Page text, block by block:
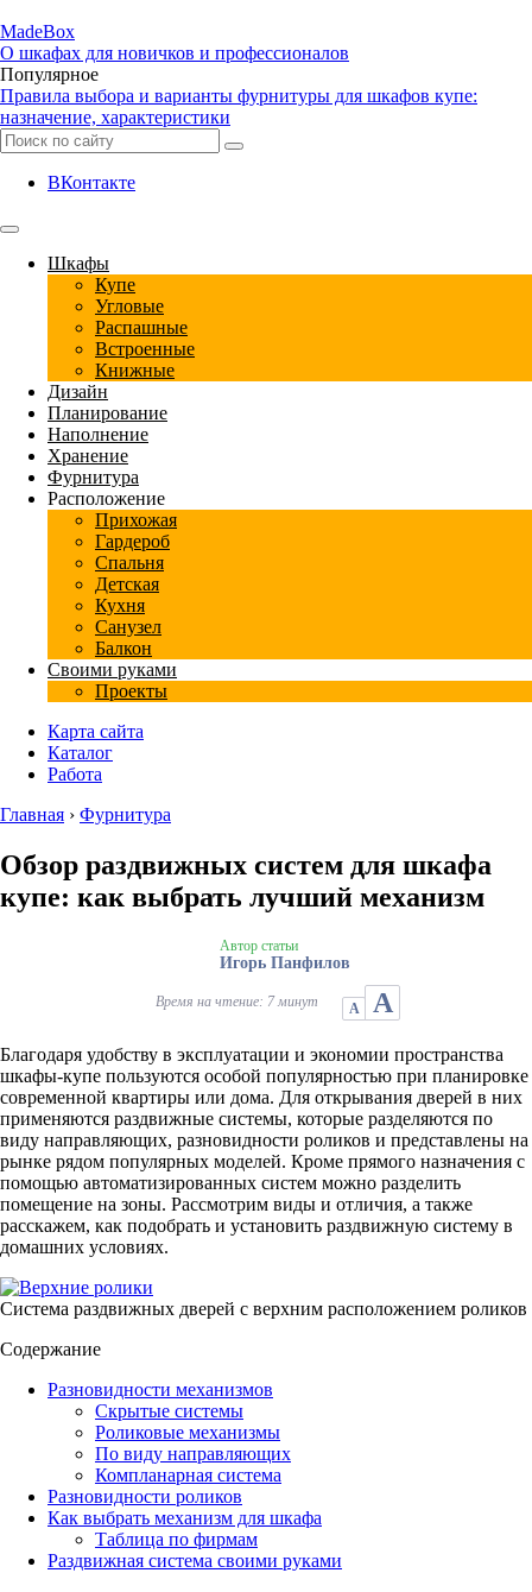
MadeBox
О шкафах для новичков и профессионалов
Популярное
Правила выбора и варианты фурнитуры для шкафов купе:
назначение, характеристики
ВКонтакте
Шкафы
Купе
Угловые
Распашные
Встроенные
Книжные
Дизайн
Планирование
Наполнение
Хранение
Фурнитура
Расположение
Прихожая
Гардероб
Спальня
Детская
Кухня
Санузел
Балкон
Своими руками
Проекты
Карта сайта
Каталог
Работа
Главная › Фурнитура
Обзор раздвижных систем для шкафа
купе: как выбрать лучший механизм
Автор статьи
Игорь Панфилов
Время на чтение: 7 минут А А
Благодаря удобству в эксплуатации и экономии пространства
шкафы-купе пользуются особой популярностью при планировке
современной квартиры или дома. Для открывания дверей в них
применяются раздвижные системы, которые разделяются по
виду направляющих, разновидности роликов и представлены на
рынке рядом популярных моделей. Кроме прямого назначения с
помощью автоматизированных систем можно разделить
помещение на зоны. Рассмотрим виды и отличия, а также
расскажем, как подобрать и установить раздвижную систему в
домашних условиях.
Система раздвижных дверей с верхним расположением роликов
Содержание
Разновидности механизмов
Скрытые системы
Роликовые механизмы
По виду направляющих
Компланарная система
Разновидности роликов
Как выбрать механизм для шкафа
Таблица по фирмам
Раздвижная система своими руками